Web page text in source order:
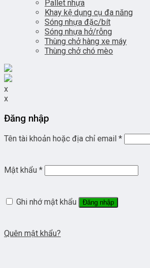
Pallet nhựa
Khay kệ dụng cụ đa năng
Sóng nhựa đặc/bít
Sóng nhựa hở/rỗng
Thùng chở hàng xe máy
Thùng chở chó mèo
x
x
Đăng nhập
Tên tài khoản hoặc địa chỉ email *
Mật khẩu *
Ghi nhớ mật khẩu Đăng nhập
Quên mật khẩu?